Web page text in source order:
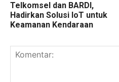
Telkomsel dan BARDI,
Hadirkan Solusi IoT untuk
Keamanan Kendaraan